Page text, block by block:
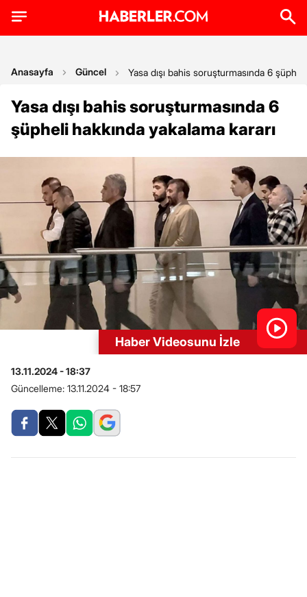
Anasayfa Güncel Yasa dışı bahis soruşturmasında 6
Yasa dışı bahis soruşturmasında 6
şüpheli hakkında yakalama kararı
Haber Videosunu İzle
13.11.2024 - 18:37
Güncelleme: 13.11.2024 - 18:57